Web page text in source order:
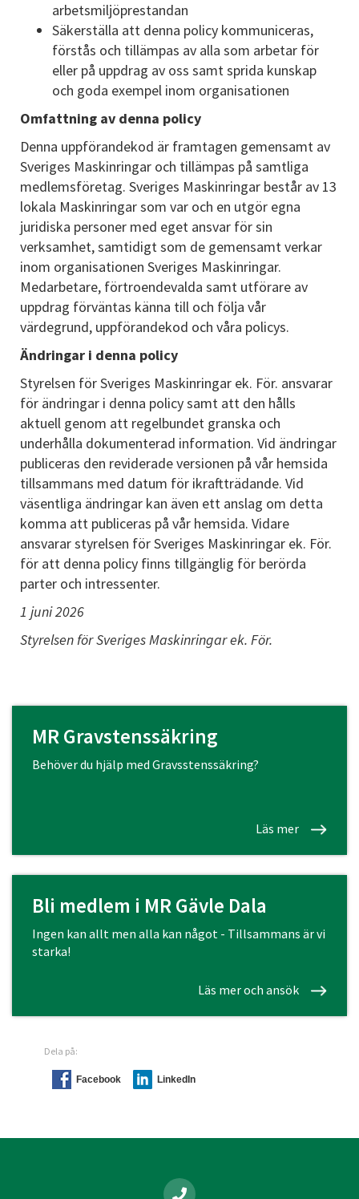
arbetsmiljöprestandan
Säkerställa att denna policy kommuniceras,
förstås och tillämpas av alla som arbetar för
eller på uppdrag av oss samt sprida kunskap
och goda exempel inom organisationen
Omfattning av denna policy
Denna uppförandekod är framtagen gemensamt av
Sveriges Maskinringar och tillämpas på samtliga
medlemsföretag. Sveriges Maskinringar består av 13
lokala Maskinringar som var och en utgör egna
juridiska personer med eget ansvar för sin
verksamhet, samtidigt som de gemensamt verkar
inom organisationen Sveriges Maskinringar.
Medarbetare, förtroendevalda samt utförare av
uppdrag förväntas känna till och följa vår
värdegrund, uppförandekod och våra policys.
Ändringar i denna policy
Styrelsen för Sveriges Maskinringar ek. För. ansvarar
för ändringar i denna policy samt att den hålls
aktuell genom att regelbundet granska och
underhålla dokumenterad information. Vid ändringar
publiceras den reviderade versionen på vår hemsida
tillsammans med datum för ikraftträdande. Vid
väsentliga ändringar kan även ett anslag om detta
komma att publiceras på vår hemsida. Vidare
ansvarar styrelsen för Sveriges Maskinringar ek. För.
för att denna policy finns tillgänglig för berörda
parter och intressenter.
1 juni 2026
Styrelsen för Sveriges Maskinringar ek. För.
MR Gravstenssäkring
Behöver du hjälp med Gravsstenssäkring?
Läs mer
Bli medlem i MR Gävle Dala
Ingen kan allt men alla kan något - Tillsammans är vi
starka!
Läs mer och ansök
Dela på:
Facebook LinkedIn